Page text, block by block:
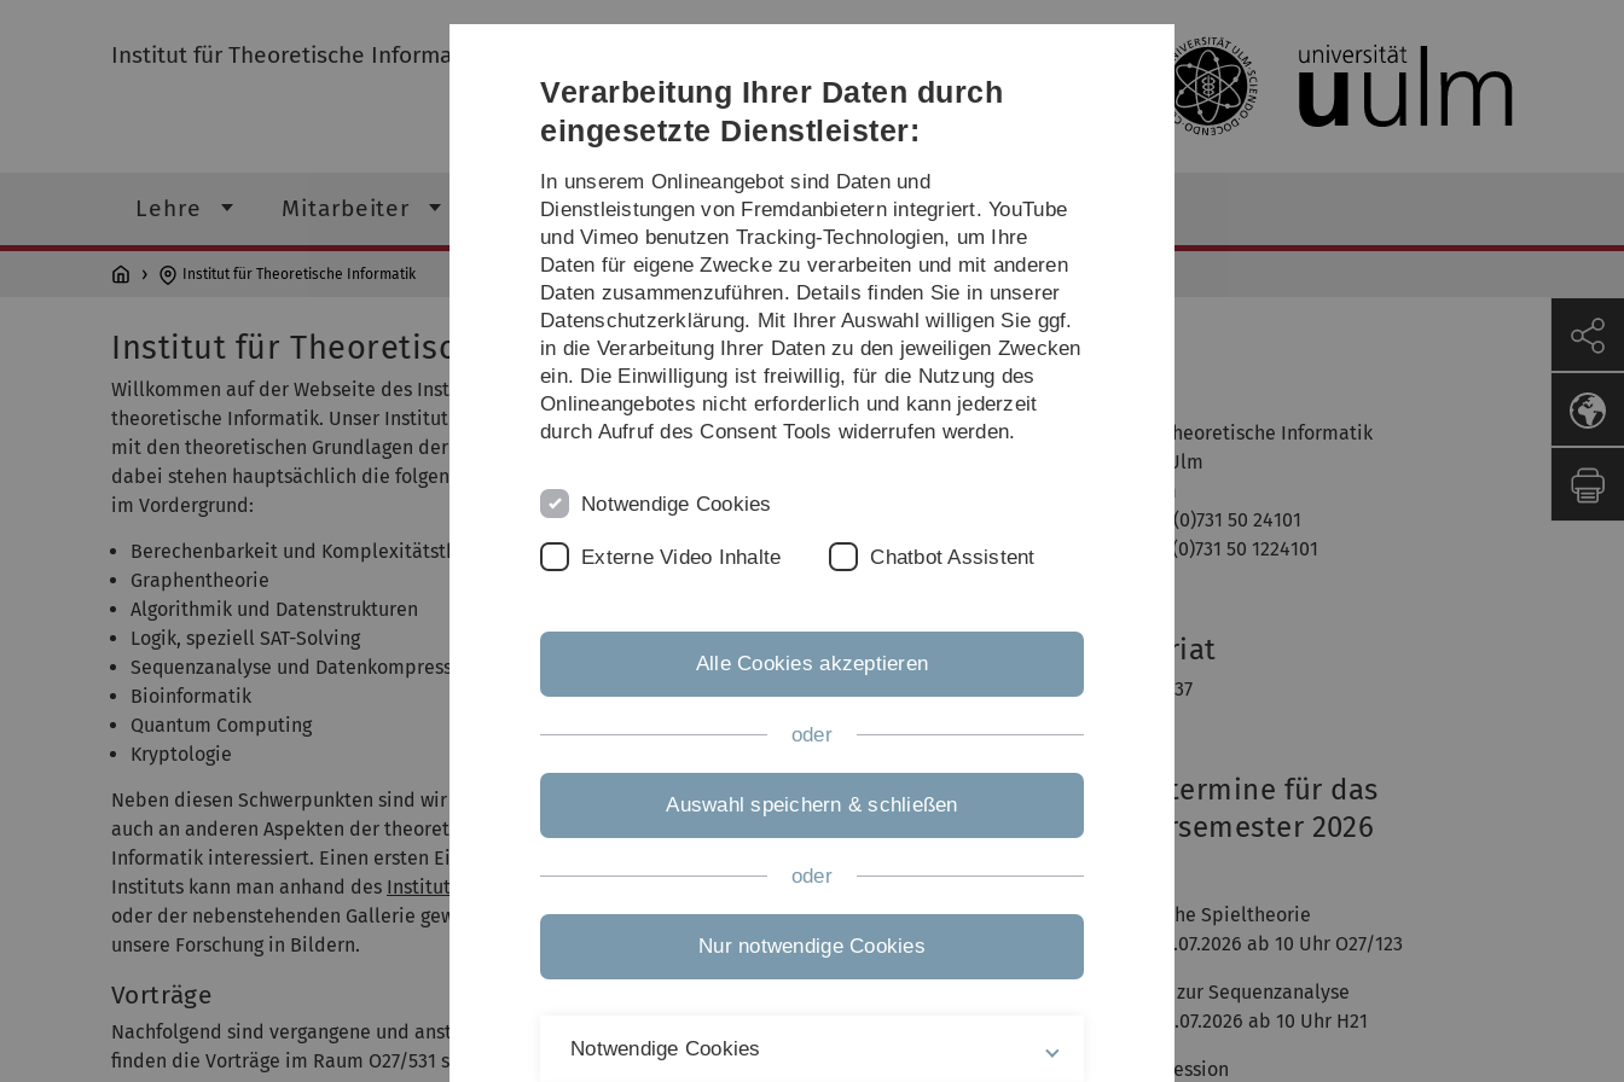
Direkt
Direkt
Direkt
(Sprache,
Drucken,
Social
Direkt
Direkt
Institut für Theoretische Informatik
Lehre Mitarbeiter Forschung Sonstiges
Institut für Theoretische Informatik
Institut für Theoretische Informatik
Willkommen auf der Webseite des Instituts für
theoretische Informatik. Unser Institut befasst sich
mit den theoretischen Grundlagen der Informatik,
dabei stehen hauptsächlich die folgenden Themen
im Vordergrund:
Berechenbarkeit und Komplexitätstheorie
Graphentheorie
Algorithmik und Datenstrukturen
Logik, speziell SAT-Solving
Sequenzanalyse und Datenkompression
Bioinformatik
Quantum Computing
Kryptologie
Neben diesen Schwerpunkten sind wir natürlich
auch an anderen Aspekten der theoretischen
Informatik interessiert. Einen ersten Eindruck des
Instituts kann man anhand des Institutsposters
oder der nebenstehenden Gallerie gewinnen -
unsere Forschung in Bildern.
Paletten packt.
Vorträge
Nachfolgend sind vergangene und anstehende Vorträge aufgelistet. Sofern nicht anderst angegeben
finden die Vorträge im Raum O27/531 statt.
Institut für Theoretische Informatik
Universität Ulm
D-89069 Ulm
Telefon: +49 (0)731 50 24101
Telefax: +49 (0)731 50 1224101
Sekretariat
Raum: O27/537
Klausurtermine für das
Sommersemester 2026
Algorithmische Spieltheorie
Mittwoch, 15.07.2026 ab 10 Uhr O27/123
Algorithmen zur Sequenzanalyse
Mittwoch, 22.07.2026 ab 10 Uhr H21
Datenkompression
Verarbeitung Ihrer Daten durch
eingesetzte Dienstleister:
In unserem Onlineangebot sind Daten und
Dienstleistungen von Fremdanbietern integriert. YouTube
und Vimeo benutzen Tracking-Technologien, um Ihre
Daten für eigene Zwecke zu verarbeiten und mit anderen
Daten zusammenzuführen. Details finden Sie in unserer
Datenschutzerklärung. Mit Ihrer Auswahl willigen Sie ggf.
in die Verarbeitung Ihrer Daten zu den jeweiligen Zwecken
ein. Die Einwilligung ist freiwillig, für die Nutzung des
Onlineangebotes nicht erforderlich und kann jederzeit
durch Aufruf des Consent Tools widerrufen werden.
Notwendige Cookies
Externe Video Inhalte Chatbot Assistent
Alle Cookies akzeptieren
oder
Auswahl speichern & schließen
oder
Nur notwendige Cookies
Notwendige Cookies